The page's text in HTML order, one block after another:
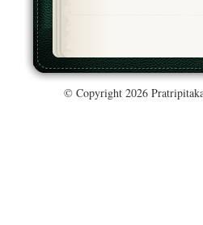
© Copyright 2026